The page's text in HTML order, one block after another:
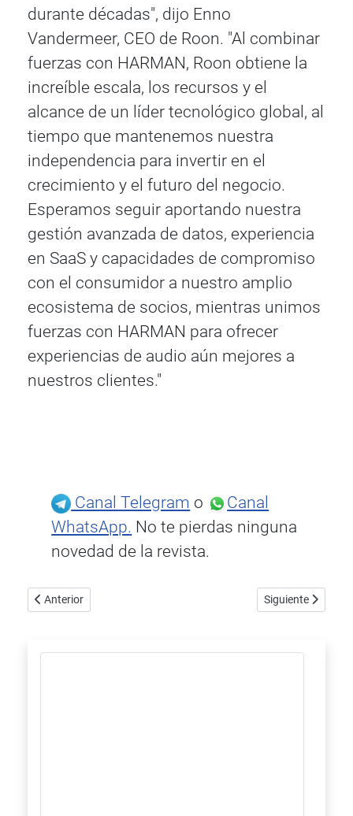
durante décadas", dijo Enno
Vandermeer, CEO de Roon. "Al combinar
fuerzas con HARMAN, Roon obtiene la
increíble escala, los recursos y el
alcance de un líder tecnológico global, al
tiempo que mantenemos nuestra
independencia para invertir en el
crecimiento y el futuro del negocio.
Esperamos seguir aportando nuestra
gestión avanzada de datos, experiencia
en SaaS y capacidades de compromiso
con el consumidor a nuestro amplio
ecosistema de socios, mientras unimos
fuerzas con HARMAN para ofrecer
experiencias de audio aún mejores a
nuestros clientes."
Canal Telegram o
Canal
WhatsApp. No te pierdas ninguna
novedad de la revista.
Artículo anterior: Wires 4 Music ha completado la serie OSIRIS
Anterior Artículo
Siguiente